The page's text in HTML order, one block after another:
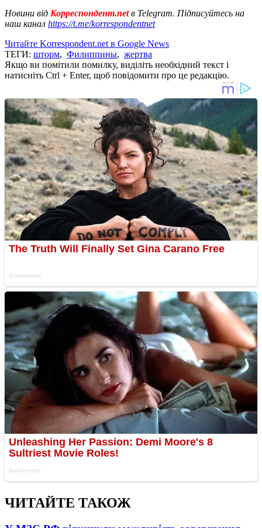
Новини від Корреспондент.netв Telegram. Підписуйтесь на
наш канал https://t.me/korrespondentnet
Читайте Korrespondent.net в Google News
ТЕГИ: шторм, Филиппины, жертва
Якщо ви помітили помилку, виділіть необхідний текст і
натисніть Ctrl + Enter, щоб повідомити про це редакцію.
ЧИТАЙТЕ ТАКОЖ